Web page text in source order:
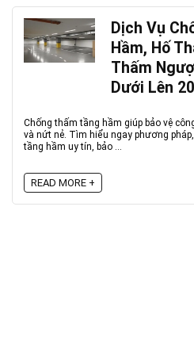
Dịch Vụ
Hầm, Hố
Thấm
Dưới Lên
Chống thấm tầng hầm giúp bảo vệ
và nứt nẻ. Tìm hiểu ngay phương
tầng hầm uy tín, bảo ...
READ MORE +